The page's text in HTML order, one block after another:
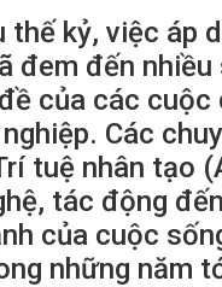
thế kỷ, việc áp
đem đến
của các cuộc
Các
tuệ nhân tạo
tác động
của cuộc
những năm